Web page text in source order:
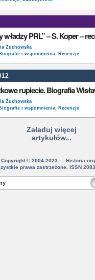
władzy PRL” – S. Koper –
Żuchowska
Biografie i wspomnienia, Recenzje
Żuchowska
Biografie i wspomnienia, Recenzje
Załaduj więcej
artykułów...
Copyright © 2004-2023 —
prawa zastrzeżone. ISSN